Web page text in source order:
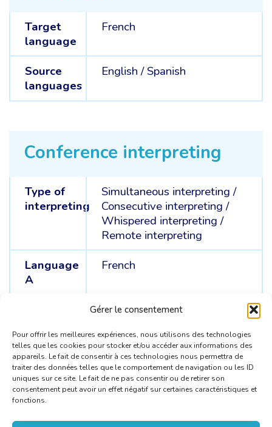
Gérer le consentement
Pour offrir les meilleures expériences, nous utilisons des technologies
telles que les cookies pour stocker et/ou accéder aux informations des
appareils. Le fait de consentir à ces technologies nous permettra de
traiter des données telles que le comportement de navigation ou les ID
uniques sur ce site. Le fait de ne pas consentir ou de retirer son
consentement peut avoir un effet négatif sur certaines caractéristiques et
fonctions.
Target
language
French
Source
languages
English /Spanish
Conference interpreting
Type of
interpreting
Simultaneous interpreting/
Consecutive interpreting/
Whispered interpreting/
Remote interpreting
Language
A
French
English /Spanish